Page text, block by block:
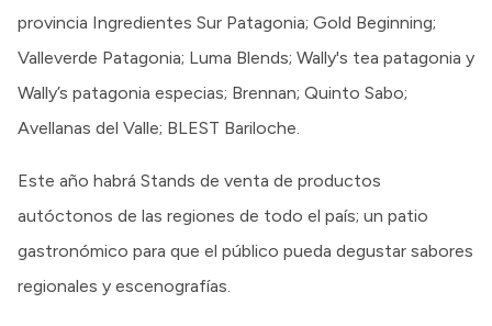
provincia Ingredientes Sur Patagonia; Gold Beginning;
Valleverde Patagonia; Luma Blends; Wally's tea patagonia y
Wally’s patagonia especias; Brennan; Quinto Sabo;
Avellanas del Valle; BLEST Bariloche.
Este año habrá Stands de venta de productos
autóctonos de las regiones de todo el país; un patio
gastronómico para que el público pueda degustar sabores
regionales y escenografías.